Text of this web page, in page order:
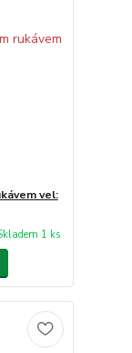
vel:
1 ks